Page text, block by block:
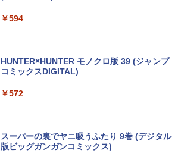
￥13,800
0Hz/5ms/HDMI/DP/USB Type-C/VESA/5
年保証・無輝点保証)(ホワイト) LCD-C2
￥2,420
ちいかわ なんか小さくてかわいいやつ 1
巻～7巻 コミックセット【 新品 】ナガノ
切ない 描きおろしエピソード Twitter ツ
￥8,525
￥14,990
【2026年アップグレード版】AOKIMI ワイヤ
レスイヤホン bluetooth イヤホン V12 小型
るーとゅーす コードレス ENCノイズキャン
￥2,599
On My Road (Stadium ver.)
BUGS LIFE
￥1,117
by Amazon 炭酸水 ラベルレス 500ml ×24本
art Basic)
コカ・コーラ やかんの麦茶 from 爽健美茶 ラ
￥594
HUNTER×HUNTER モノクロ版 39 (ジャンプ
コミックスDIGITAL)
￥572
スーパーの裏でヤニ吸うふたり 9巻 (デジタル
版ビッグガンガンコミックス)